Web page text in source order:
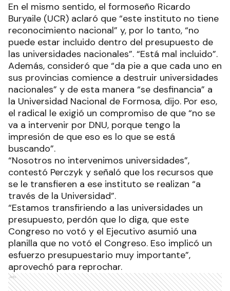
En el mismo sentido, el formoseño Ricardo
Buryaile (UCR) aclaró que “este instituto no tiene
reconocimiento nacional” y, por lo tanto, “no
puede estar incluido dentro del presupuesto de
las universidades nacionales”. “Está mal incluido”.
Además, consideró que “da pie a que cada uno en
sus provincias comience a destruir universidades
nacionales” y de esta manera “se desfinancia” a
la Universidad Nacional de Formosa, dijo. Por eso,
el radical le exigió un compromiso de que “no se
va a intervenir por DNU, porque tengo la
impresión de que eso es lo que se está
buscando”.
“Nosotros no intervenimos universidades”,
contestó Perczyk y señaló que los recursos que
se le transfieren a ese instituto se realizan “a
través de la Universidad”.
“Estamos transfiriendo a las universidades un
presupuesto, perdón que lo diga, que este
Congreso no votó y el Ejecutivo asumió una
planilla que no votó el Congreso. Eso implicó un
esfuerzo presupuestario muy importante”,
aprovechó para reprochar.
Ads